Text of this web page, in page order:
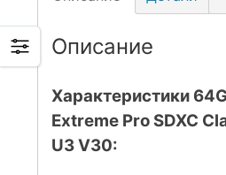
Описание
Характеристики
Extreme Pro SDXC
U3 V30: